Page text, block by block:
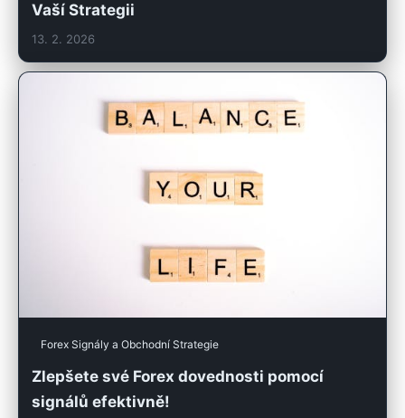
Vaší Strategii
13. 2. 2026
Forex Signály a Obchodní Strategie
Zlepšete své Forex dovednosti pomocí
signálů efektivně!